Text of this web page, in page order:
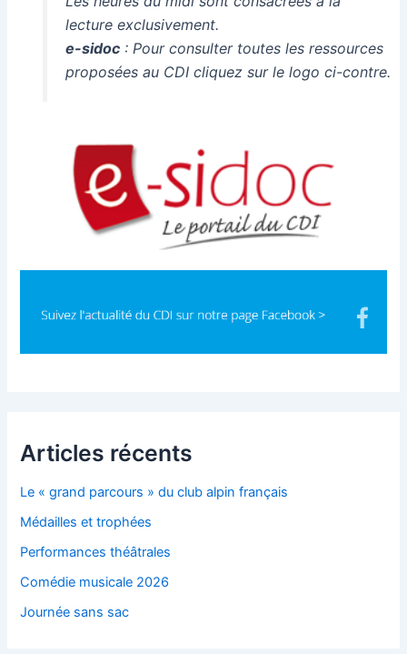
lecture exclusivement.
e-sidoc: Pour consulter toutes les ressources
proposées au CDI cliquez sur le logo ci-contre.
Articles récents
Le « grand parcours » du club alpin français
Médailles et trophées
Performances théâtrales
Comédie musicale 2026
Journée sans sac